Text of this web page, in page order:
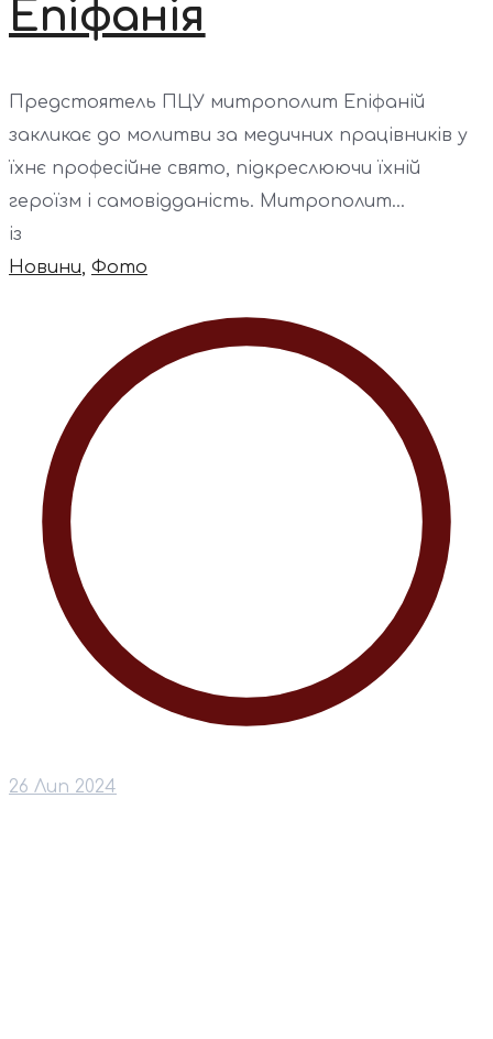
Епіфанія
Предстоятель ПЦУ митрополит Епіфаній
закликає до молитви за медичних працівників у
їхнє професійне свято, підкреслюючи їхній
героїзм і самовідданість. Митрополит...
із
Новини, Фото
26 Лип 2024